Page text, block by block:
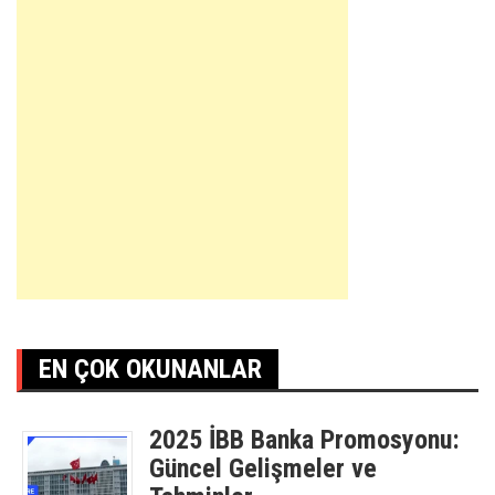
EN ÇOK OKUNANLAR
2025 İBB Banka Promosyonu:
Güncel Gelişmeler ve